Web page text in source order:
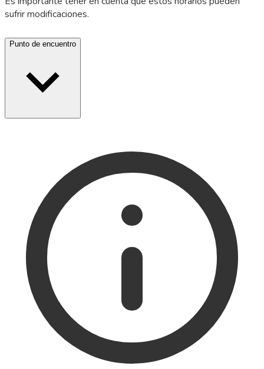
sufrir modificaciones.
Punto de encuentro